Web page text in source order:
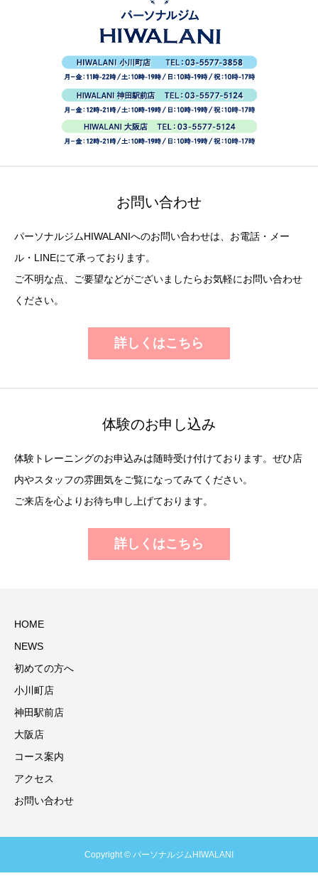
お問い合わせ
パーソナルジムHIWALANIへのお問い合わせは、お電話・メー
ル・LINEにて承っております。
ご不明な点、ご要望などがございましたらお気軽にお問い合わせ
ください。
詳しくはこちら
体験のお申し込み
体験トレーニングのお申込みは随時受け付けております。ぜひ店
内やスタッフの雰囲気をご覧になってみてください。
ご来店を心よりお待ち申し上げております。
詳しくはこちら
HOME
NEWS
初めての方へ
小川町店
神田駅前店
大阪店
コース案内
アクセス
お問い合わせ
Copyright © パーソナルジムHIWALANI